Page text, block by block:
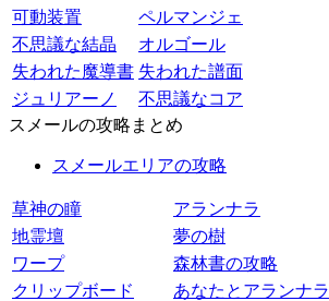
可動装置
ペルマンジェ
不思議な結晶
オルゴール
失われた魔導書 失われた譜面
ジュリアーノ
不思議なコア
スメールの攻略まとめ
スメールエリアの攻略
草神の瞳
アランナラ
地霊壇
夢の樹
ワープ
森林書の攻略
クリップボード
あなたとアランナラ